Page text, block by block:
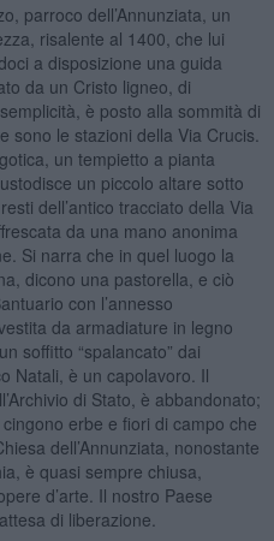
parroco dell’Annunziata, un
risalente al 1400, che lui
a disposizione una guida
da un Cristo ligneo, di
è posto alla sommità di
sono le stazioni della Via Crucis.
un tempietto a pianta
un piccolo altare sotto
dell’antico tracciato della Via
da una mano anonima
Si narra che in quel luogo la
dicono una pastorella, e ciò
con l’annesso
da armadiature in legno
soffitto “spalancato” dai
Natali, è un capolavoro. Il
di Stato, è abbandonato;
erbe e fiori di campo che
dell’Annunziata, nonostante
è quasi sempre chiusa,
d’arte. Il nostro Paese
di liberazione.